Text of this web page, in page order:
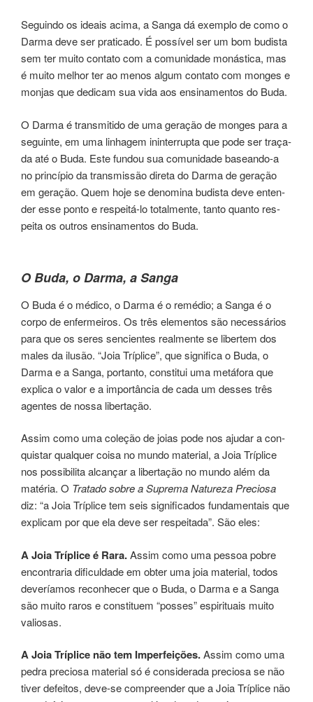
Seguindo os ­ideais acima, a Sanga dá exem­plo de como o
Darma deve ser praticado. É pos­sí­vel ser um bom budis­ta
sem ter muito con­ta­to com a comu­ni­da­de monás­ti­ca, mas
é muito ­melhor ter ao menos algum con­ta­to com mon­ges e
mon­jas que dedi­cam sua vida aos ensi­na­men­tos do Buda.
O Darma é trans­mi­ti­do de uma gera­ção de mon­ges para a
seguin­te, em uma linhagem inin­ter­rup­ta que pode ser tra­ça­
da até o Buda. Este fun­dou sua comu­ni­da­de basean­do-a
no prin­cí­pio da trans­mis­são dire­ta do Darma de gera­ção
em gera­ção. Quem hoje se denomina budis­ta deve enten­
der esse ponto e res­pei­tá-lo total­men­te, tanto quan­to res­
pei­ta os ­outros ensi­na­men­tos do Buda.
O Buda, o Darma, a Sanga
O Buda é o médi­co, o Darma é o remé­dio; a Sanga é o
corpo de enfer­meiros. Os três elemen­tos são neces­sá­rios
para que os seres sen­cien­tes real­men­te se liber­tem dos
males da ilu­são. “Joia Tríplice”, que significa o Buda, o
Darma e a Sanga, por­tan­to, cons­ti­tui uma metá­fo­ra que
expli­ca o valor e a importân­cia de cada um desses três
agen­tes de nossa liber­ta­ção.
Assim como uma cole­ção de joias pode nos aju­dar a con­
quis­tar qual­quer coisa no mundo mate­rial, a Joia Tríplice
nos possibilita alcan­çar a liber­ta­ção no mundo além da
maté­ria. O Tratado sobre a Suprema Natureza Preciosa
diz: “a Joia Tríplice tem seis sig­ni­fi­ca­dos fun­da­men­tais que
expli­cam por que ela deve ser res­pei­ta­da”. São eles:
A Joia Tríplice é Rara.Assim como uma pes­soa pobre
encon­tra­ria difi­cul­da­de em obter uma joia mate­rial, todos
deve­ría­mos reco­nhe­cer que o Buda, o Darma e a Sanga
são muito raros e constituem “pos­ses” espi­ri­tuais muito
valio­sas.
A Joia Tríplice não tem Imperfeições.Assim como uma
pedra pre­cio­sa mate­rial só é consi­de­ra­da pre­cio­sa se não
tiver defei­tos, deve-se com­preen­der que a Joia Tríplice não